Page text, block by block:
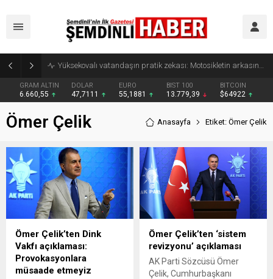
Yüksekovalı vatandaşın pratik zekası: Motosikletin arkasına el arabası bağlayarak üzerinde ot taşıdı
GRAM ALTIN
6.660,55
DOLAR
47,7111
EURO
55,1881
BIST 100
13.779,39
BITCOIN
$64922
Ömer Çelik Anasayfa Etiket: Ömer Çelik
Ömer Çelik’ten Dink
Vakfı açıklaması:
Provokasyonlara
müsaade etmeyiz
Ömer Çelik’ten ‘sistem
revizyonu’ açıklaması
AK Parti Sözcüsü Ömer
Çelik, Cumhurbaşkanı